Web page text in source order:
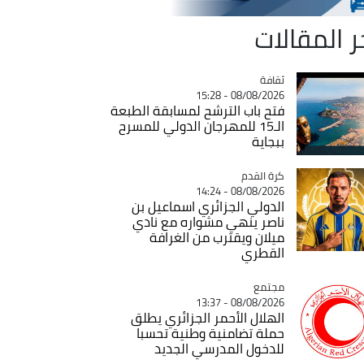
المقالات
Catégorie
ثقافة
08/08/2026 - 15:28
فتح باب الترشح لمسابقة الطبعة
الـ15 للمهرجان الدولي للمسرح
ببجاية
Catégorie
كرة القدم
08/08/2026 - 14:24
الدولي الجزائري اسماعيل بن
ناصر ينهي مشواره مع نادي
ميلان ويقترب من الغرافة
القطري
Catégorie
مجتمع
08/08/2026 - 13:37
الهلال الأحمر الجزائري يطلق
حملة تضامنية وطنية تحسبا
للدخول المدرسي الجديد